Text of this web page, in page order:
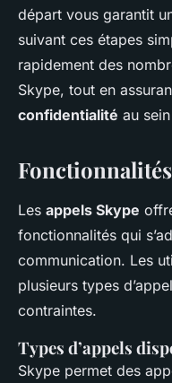
départ vous garantit
suivant ces étapes
rapidement des
Skype, tout en
confidentialité au
Fonctionnalités
Les appels Skype
fonctionnalités qui
communication. Les
plusieurs types
contraintes.
Types d’appels
Skype permet des